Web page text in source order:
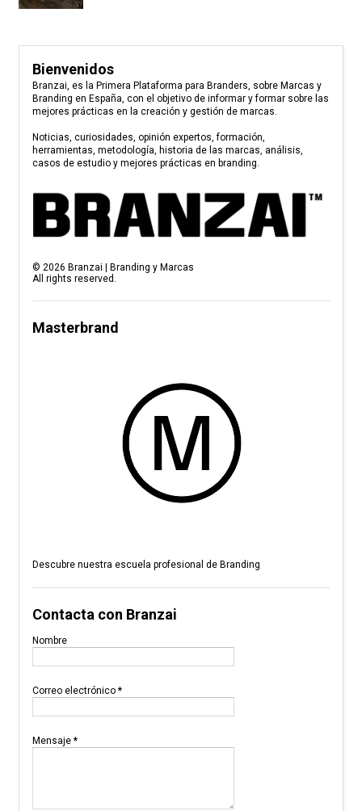
Bienvenidos
Branzai, es la Primera Plataforma para Branders, sobre Marcas y
Branding en España, con el objetivo de informar y formar sobre las
mejores prácticas en la creación y gestión de marcas.
Noticias, curiosidades, opinión expertos, formación,
herramientas, metodología, historia de las marcas, análisis,
casos de estudio y mejores prácticas en branding.
© 2026 Branzai | Branding y Marcas
All rights reserved.
Masterbrand
Descubre nuestra escuela profesional de Branding
Contacta con Branzai
Nombre
Correo electrónico *
Mensaje *